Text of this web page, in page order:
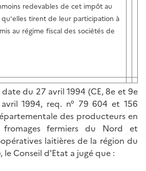
redevables de cet impôt au
tirent de leur participation à
au régime fiscal des sociétés de
du 27 avril 1994 (CE, 8e et 9e
1994, req. n° 79 604 et 156
des producteurs en
fermiers du Nord et
laitières de la région du
le Conseil d'Etat a jugé que :